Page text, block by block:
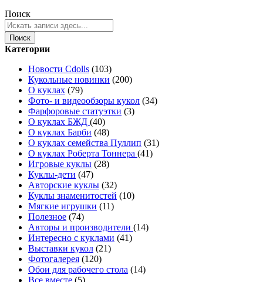
Поиск
Поиск
Категории
Новости Cdolls (103)
Кукольные новинки (200)
О куклах (79)
Фото- и видеообзоры кукол (34)
Фарфоровые статуэтки (3)
О куклах БЖД (40)
О куклах Барби (48)
О куклах семейства Пуллип (31)
О куклах Роберта Тоннера (41)
Игровые куклы (28)
Куклы-дети (47)
Авторские куклы (32)
Куклы знаменитостей (10)
Мягкие игрушки (11)
Полезное (74)
Авторы и производители (14)
Интересно с куклами (41)
Выставки кукол (21)
Фотогалерея (120)
Обои для рабочего стола (14)
Все вместе (5)